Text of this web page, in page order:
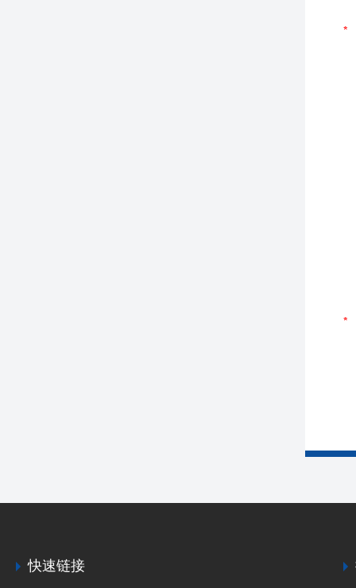
快速链接